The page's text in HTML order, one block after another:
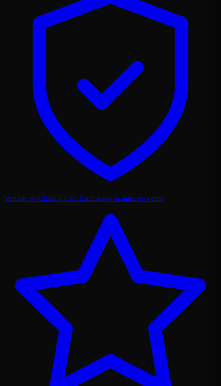
Vendre un Citation CJ2 Estimation et mise en vente